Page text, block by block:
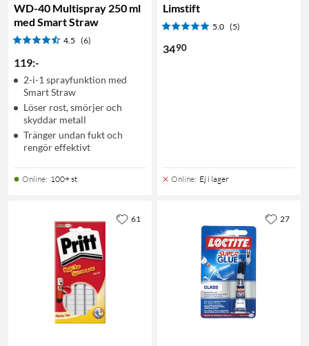
WD-40 Multispray 250 ml
med Smart Straw
4.5 (6)
119:-
2-i-1 sprayfunktion med
Smart Straw
Löser rost, smörjer och
skyddar metall
Tränger undan fukt och
rengör effektivt
Online: 100+ st
Limstift
5.0 (5)
3490
Online: Ej i lager
61 27